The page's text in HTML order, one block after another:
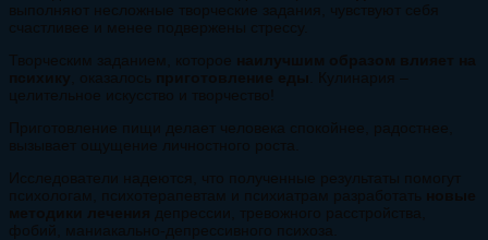
выполняют несложные творческие задания, чувствуют себя
счастливее и менее подвержены стрессу.
Творческим заданием, которое
наилучшим образом влияет на
психику , оказалось приготовление еды . Кулинария –
целительное искусство и творчество!
Приготовление пищи делает человека спокойнее, радостнее,
вызывает ощущение личностного роста.
Исследователи надеются, что полученные результаты помогут
психологам, психотерапевтам и психиатрам разработать
новые
методики лечения
депрессии, тревожного расстройства,
фобий, маниакально-депрессивного психоза.